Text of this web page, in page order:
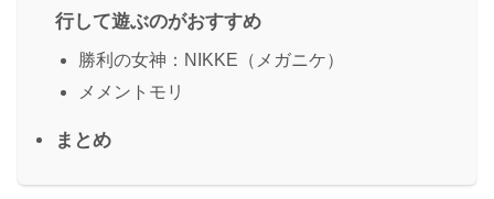
行して遊ぶのがおすすめ
勝利の女神：NIKKE（メガニケ）
メメントモリ
まとめ